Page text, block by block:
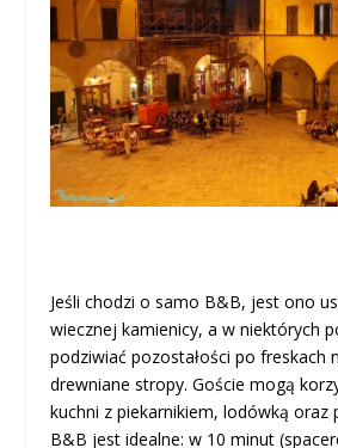
Jeśli chodzi o samo B&B, jest ono
wiecznej kamienicy, a w niektórych
podziwiać pozostałości po freskach
drewniane stropy. Goście mogą
kuchni z piekarnikiem, lodówką oraz
B&B jest idealne: w 10 minut